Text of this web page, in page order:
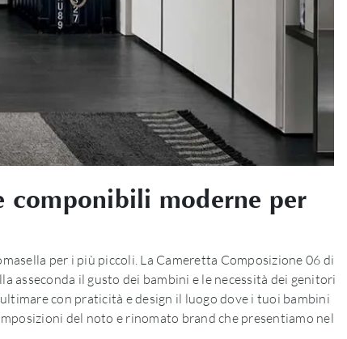
componibili moderne per
per i più piccoli. La Cameretta Composizione 06 di
asseconda il gusto dei bambini e le necessità dei genitori
con praticità e design il luogo dove i tuoi bambini
del noto e rinomato brand che presentiamo nel